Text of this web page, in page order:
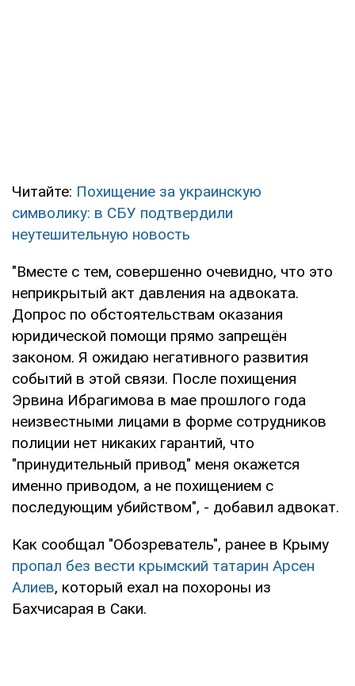
Читайте: Похищение за украинскую
символику: в СБУ подтвердили
неутешительную новость
"Вместе с тем, совершенно очевидно, что это
неприкрытый акт давления на адвоката.
Допрос по обстоятельствам оказания
юридической помощи прямо запрещён
законом. Я ожидаю негативного развития
событий в этой связи. После похищения
Эрвина Ибрагимова в мае прошлого года
неизвестными лицами в форме сотрудников
полиции нет никаких гарантий, что
"принудительный привод" меня окажется
именно приводом, а не похищением с
последующим убийством", - добавил адвокат.
Как сообщал "Обозреватель", ранее в Крыму
пропал без вести крымский татарин Арсен
Алиев, который ехал на похороны из
Бахчисарая в Саки.